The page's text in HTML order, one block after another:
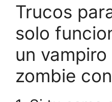
Trucos
solo
un vampiro
zombie